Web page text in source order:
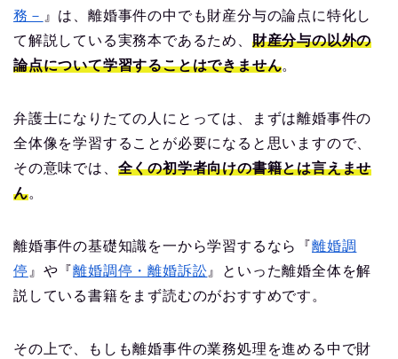
務－ 』は、離婚事件の中でも財産分与の論点に特化し
て解説している実務本であるため、 財産分与の以外の
論点について学習することはできません。
弁護士になりたての人にとっては、まずは離婚事件の
全体像を学習することが必要になると思いますので、
その意味では、 全くの初学者向けの書籍とは言えませ
ん。
離婚事件の基礎知識を一から学習するなら『離婚調
停 』や『離婚調停・離婚訴訟 』といった離婚全体を解
説している書籍をまず読むのがおすすめです。
その上で、もしも離婚事件の業務処理を進める中で財